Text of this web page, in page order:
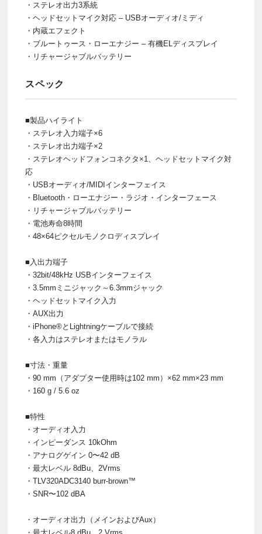
・ステレオ出力3系統
・ヘッドセットマイク対応 – USBオーディオ/ミディ
・内蔵エフェクト
・ブルートゥース・ローエナジー – 有機ELディスプレイ
・リチャージャブルバッテリー
スペック
■製品ハイライト
・ステレオ入力端子×6
・ステレオ出力端子×2
・ステレオヘッドフォンコネクタ×1、ヘッドセットマイク対
応
・USBオーディオ/MIDIインターフェイス
・Bluetooth・ローエナジー・ラジオ・インターフェース
・リチャージャブルバッテリー
・電池寿命8時間
・48×64ピクセルモノクロディスプレイ
■入出力端子
・32bit/48kHz USBインターフェイス
・3.5mmミニジャック～6.3mmジャック
・ヘッドセットマイク入力
・AUX出力
・iPhone®とLightningケーブルで接続
・各入力はステレオまたはモノラル
■寸法・重量
・90 mm（アダプター使用時は102 mm）×62 mm×23 mm
・160 g / 5.6 oz
■特性
・オーディオ入力
・インピーダンス 10kOhm
・アナログゲイン 0〜42 dB
・最大レベル 8dBu、2Vrms
・TLV320ADC3140 burr-brown™
・SNR〜102 dBA
・オーディオ出力（メインおよびAux）